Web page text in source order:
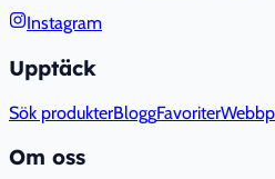
Instagram
Upptäck
Sök produkterBloggFavoriter
Om oss